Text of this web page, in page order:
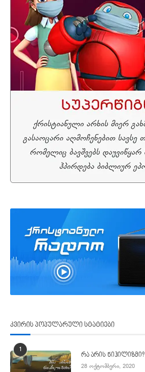
კვირის პოპულარული სტატიები
1
რა არის ნიჰილიზმი?
28 ოქტომბერი, 2020